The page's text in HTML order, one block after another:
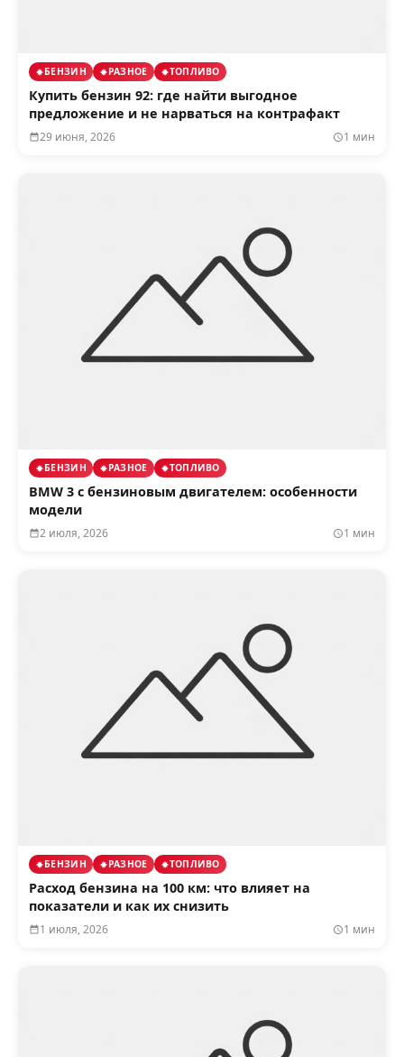
БЕНЗИН РАЗНОЕ ТОПЛИВО
Купить бензин 92: где найти выгодное
предложение и не нарваться на контрафакт
29 июня, 2026 1 мин
БЕНЗИН РАЗНОЕ ТОПЛИВО
BMW 3 с бензиновым двигателем: особенности
модели
2 июля, 2026 1 мин
БЕНЗИН РАЗНОЕ ТОПЛИВО
Расход бензина на 100 км: что влияет на
показатели и как их снизить
1 июля, 2026 1 мин